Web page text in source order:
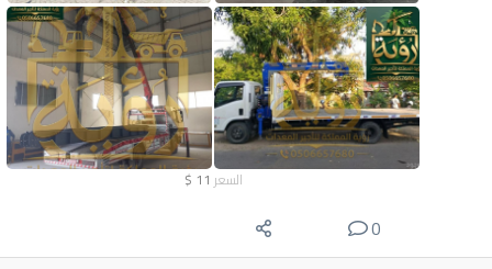
السعر 11
$
0